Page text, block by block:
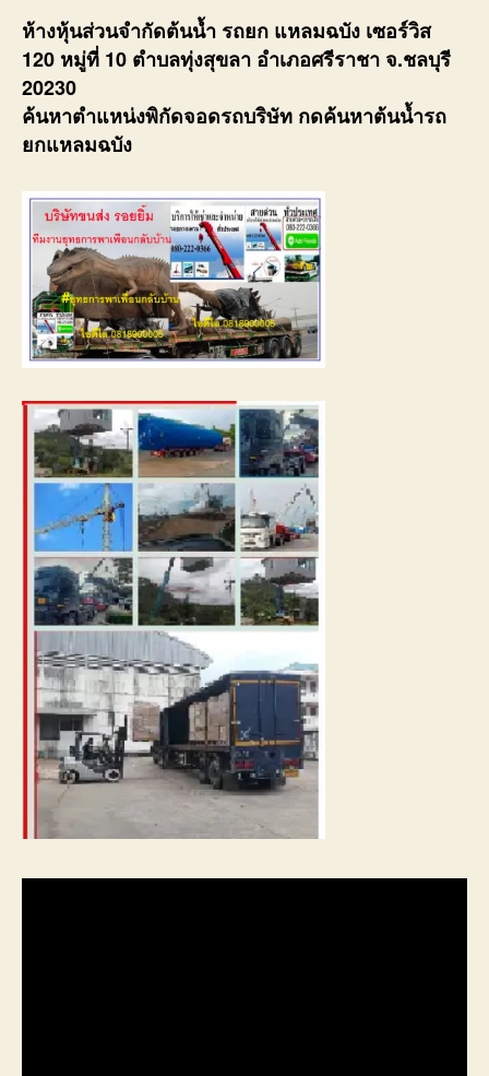
ห้างหุ้นส่วนจำกัดต้นน้ำ รถยก แหลมฉบัง เซอร์วิส
120 หมู่ที่ 10 ตำบลทุ่งสุขลา อำเภอศรีราชา จ.ชลบุรี
20230
ค้นหาตำแหน่งพิกัดจอดรถบริษัท กดค้นหาต้นน้ำรถ
ยกแหลมฉบัง